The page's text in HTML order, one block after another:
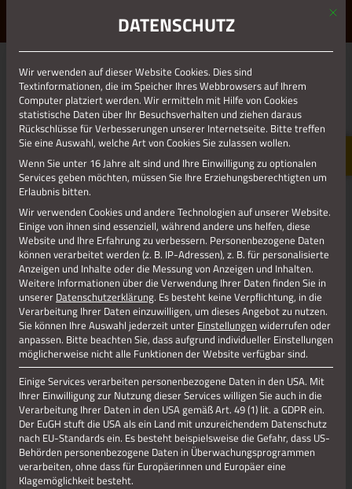
ERLEBE STOLBERG.ERLEBE DICH.
Datenschutz
Impressum
Mit
DATENSCHUTZ
Wir verwenden auf dieser Website Cookies. Dies sind
Textinformationen, die im Speicher Ihres Webbrowsers auf Ihrem
Computer platziert werden. Wir ermitteln mit Hilfe von Cookies
statistische Daten über Ihr Besuchsverhalten und ziehen daraus
Rückschlüsse für Verbesserungen unserer Internetseite. Bitte treffen
Sie eine Auswahl, welche Art von Cookies Sie zulassen wollen.
Wenn Sie unter 16 Jahre alt sind und Ihre Einwilligung zu optionalen
Services geben möchten, müssen Sie Ihre Erziehungsberechtigten um
Erlaubnis bitten.
Wir verwenden Cookies und andere Technologien auf unserer Website.
Einige von ihnen sind essenziell, während andere uns helfen, diese
Website und Ihre Erfahrung zu verbessern. Personenbezogene Daten
können verarbeitet werden (z. B. IP-Adressen), z. B. für personalisierte
Anzeigen und Inhalte oder die Messung von Anzeigen und Inhalten.
Weitere Informationen über die Verwendung Ihrer Daten finden Sie in
unserer Datenschutzerklärung. Es besteht keine Verpflichtung, in die
Verarbeitung Ihrer Daten einzuwilligen, um dieses Angebot zu nutzen.
Sie können Ihre Auswahl jederzeit unter Einstellungen widerrufen oder
anpassen. Bitte beachten Sie, dass aufgrund individueller Einstellungen
möglicherweise nicht alle Funktionen der Website verfügbar sind.
Einige Services verarbeiten personenbezogene Daten in den USA. Mit
Ihrer Einwilligung zur Nutzung dieser Services willigen Sie auch in die
Verarbeitung Ihrer Daten in den USA gemäß Art. 49 (1) lit. a GDPR ein.
Der EuGH stuft die USA als ein Land mit unzureichendem Datenschutz
nach EU-Standards ein. Es besteht beispielsweise die Gefahr, dass US-
Behörden personenbezogene Daten in Überwachungsprogrammen
verarbeiten, ohne dass für Europäerinnen und Europäer eine
Klagemöglichkeit besteht.